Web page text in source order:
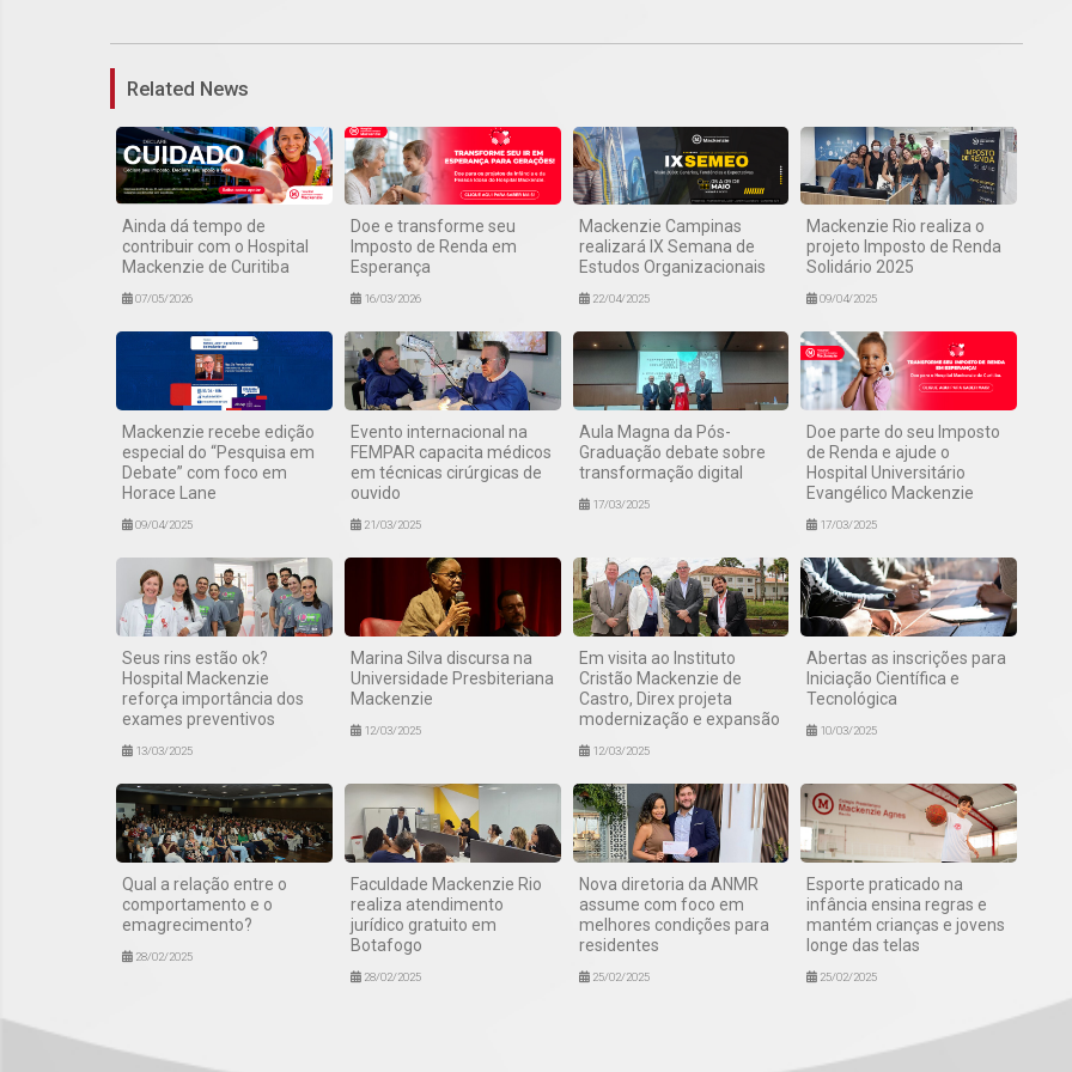
Related News
Ainda dá tempo de
contribuir com o Hospital
Mackenzie de Curitiba
07/05/2026
Doe e transforme seu
Imposto de Renda em
Esperança
16/03/2026
Mackenzie Campinas
realizará IX Semana de
Estudos Organizacionais
22/04/2025
Mackenzie Rio realiza o
projeto Imposto de Renda
Solidário 2025
09/04/2025
Mackenzie recebe edição
especial do “Pesquisa em
Debate” com foco em
Horace Lane
09/04/2025
Evento internacional na
FEMPAR capacita médicos
em técnicas cirúrgicas de
ouvido
21/03/2025
Aula Magna da Pós-
Graduação debate sobre
transformação digital
17/03/2025
Doe parte do seu Imposto
de Renda e ajude o
Hospital Universitário
Evangélico Mackenzie
17/03/2025
Seus rins estão ok?
Hospital Mackenzie
reforça importância dos
exames preventivos
13/03/2025
Marina Silva discursa na
Universidade Presbiteriana
Mackenzie
12/03/2025
Em visita ao Instituto
Cristão Mackenzie de
Castro, Direx projeta
modernização e expansão
12/03/2025
Abertas as inscrições para
Iniciação Científica e
Tecnológica
10/03/2025
Qual a relação entre o
comportamento e o
emagrecimento?
28/02/2025
Faculdade Mackenzie Rio
realiza atendimento
jurídico gratuito em
Botafogo
28/02/2025
Nova diretoria da ANMR
assume com foco em
melhores condições para
residentes
25/02/2025
Esporte praticado na
infância ensina regras e
mantém crianças e jovens
longe das telas
25/02/2025